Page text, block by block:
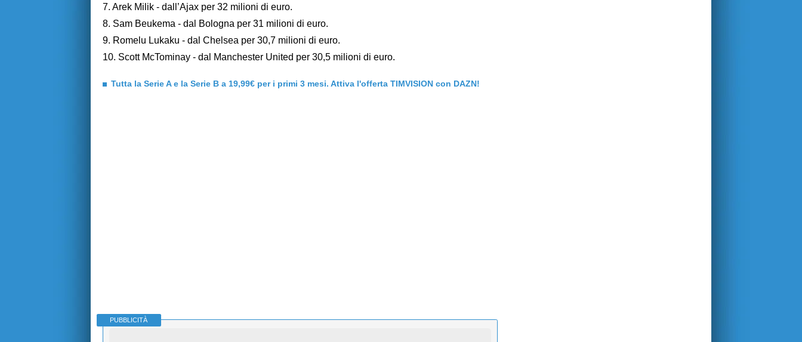
7. Arek Milik - dall’Ajax per 32 milioni di euro.
8. Sam Beukema - dal Bologna per 31 milioni di euro.
9. Romelu Lukaku - dal Chelsea per 30,7 milioni di euro.
10. Scott McTominay - dal Manchester United per 30,5 milioni di euro.
Tutta la Serie A e la Serie B a 19,99€ per i primi 3 mesi. Attiva l'offerta TIMVISION con DAZN!
PUBBLICITÀ